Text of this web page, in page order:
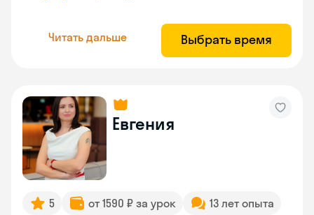
Читать дальше Выбрать время
Евгения
5 от 1590 ₽ за урок
13 лет опыта